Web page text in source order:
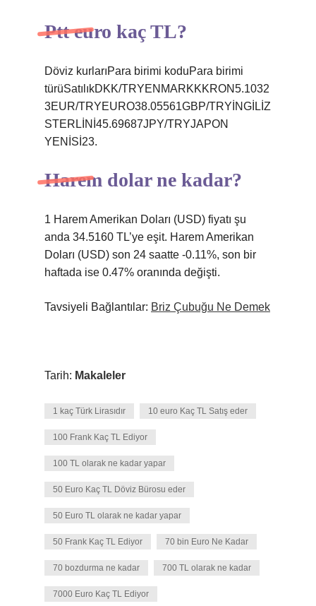
Ptt euro kaç TL?
Döviz kurlarıPara birimi koduPara birimi
türüSatılıkDKK/TRYENMARKKKRON5.1032
3EUR/TRYEURO38.05561GBP/TRYİNGİLİZ
STERLİNİ45.69687JPY/TRYJAPON
YENİSİ23.
Harem dolar ne kadar?
1 Harem Amerikan Doları (USD) fiyatı şu
anda 34.5160 TL’ye eşit. Harem Amerikan
Doları (USD) son 24 saatte -0.11%, son bir
haftada ise 0.47% oranında değişti.
Tavsiyeli Bağlantılar: Briz Çubuğu Ne Demek
Tarih: Makaleler
1 kaç Türk Lirasıdır 10 euro Kaç TL Satış eder
100 Frank Kaç TL Ediyor
100 TL olarak ne kadar yapar
50 Euro Kaç TL Döviz Bürosu eder
50 Euro TL olarak ne kadar yapar
50 Frank Kaç TL Ediyor 70 bin Euro Ne Kadar
70 bozdurma ne kadar 700 TL olarak ne kadar
7000 Euro Kaç TL Ediyor